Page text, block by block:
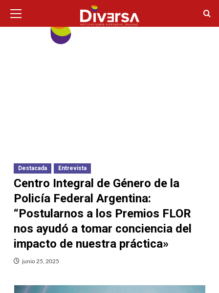
contenido
principal
Destacada Entrevista
Centro Integral de Género de la
Policía Federal Argentina:
“Postularnos a los Premios FLOR
nos ayudó a tomar conciencia del
impacto de nuestra práctica»
junio 25, 2025